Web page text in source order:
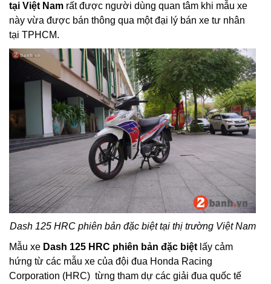
tại Việt Nam rất được người dùng quan tâm khi mẫu xe
này vừa được bán thông qua một đại lý bán xe tư nhân
tại TPHCM.
Dash 125 HRC phiên bản đặc biệt tại thị trường Việt Nam
Mẫu xe Dash 125 HRC phiên bản đặc biệt lấy cảm
hứng từ các mẫu xe của đội đua Honda Racing
Corporation (HRC) từng tham dự các giải đua quốc tế